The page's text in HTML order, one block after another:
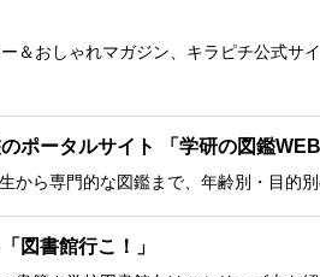
＆おしゃれマガジン、キラピチ公式サ
ポータルサイト 「学研の図鑑WEB
から専門的な図鑑まで、年齢別・目的
図書館行こ！」